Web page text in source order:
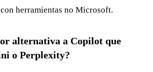
herramientas no Microsoft.
alternativa a Copilot que
o Perplexity?